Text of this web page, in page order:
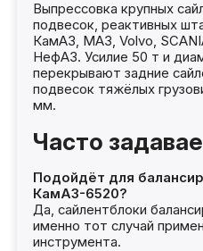
Выпрессовка крупных
подвесок, реактивных
КамАЗ, МАЗ, Volvo,
НефАЗ. Усилие 50 т и
перекрывают задние
подвесок тяжёлых
мм.
Часто
Подойдёт для
КамАЗ-6520?
Да, сайлентблоки
именно тот случай
инструмента.